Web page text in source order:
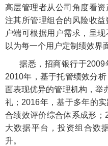
高层管理者从公司角度看
注其所管理组合的风险收
户端可根据用户需求，呈
以为每一个用户定制绩效界
据悉，招商银行于2009
2010年，基于托管绩效分
面表现优异的管理机构，举
礼；2016年，基于多年的
合绩效评价综合体系成形
大数据平台，投资组合数
升。